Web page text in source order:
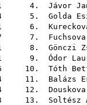
4. Jávor
5. Golda
6.
7. Fuchsova
8. Gönczi
9. Ódor
10. Tóth
11. Balázs
12.
13. Soltész